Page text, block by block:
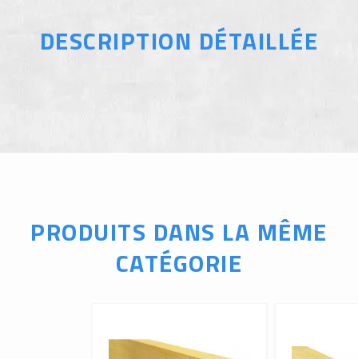
DESCRIPTION DÉTAILLÉE
PRODUITS DANS LA MÊME
CATÉGORIE